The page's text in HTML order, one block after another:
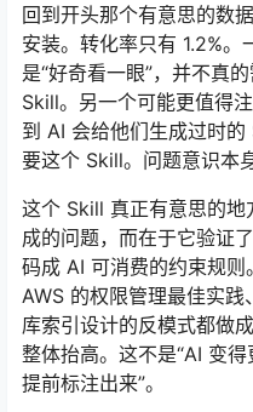
回到开头那个有意思的数
安装。转化率只有 1.2%。
是“好奇看一眼”，并不真
Skill。另一个可能更值得
到 AI 会给他们生成过时
要这个 Skill。问题意识本
这个 Skill 真正有意思的
成的问题，而在于它验证
码成 AI 可消费的约束规
AWS 的权限管理最佳实
库索引设计的反模式都做
整体抬高。这不是“AI 变
提前标注出来”。